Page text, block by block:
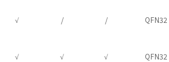
√ / / QFN32
√ √ √ QFN32